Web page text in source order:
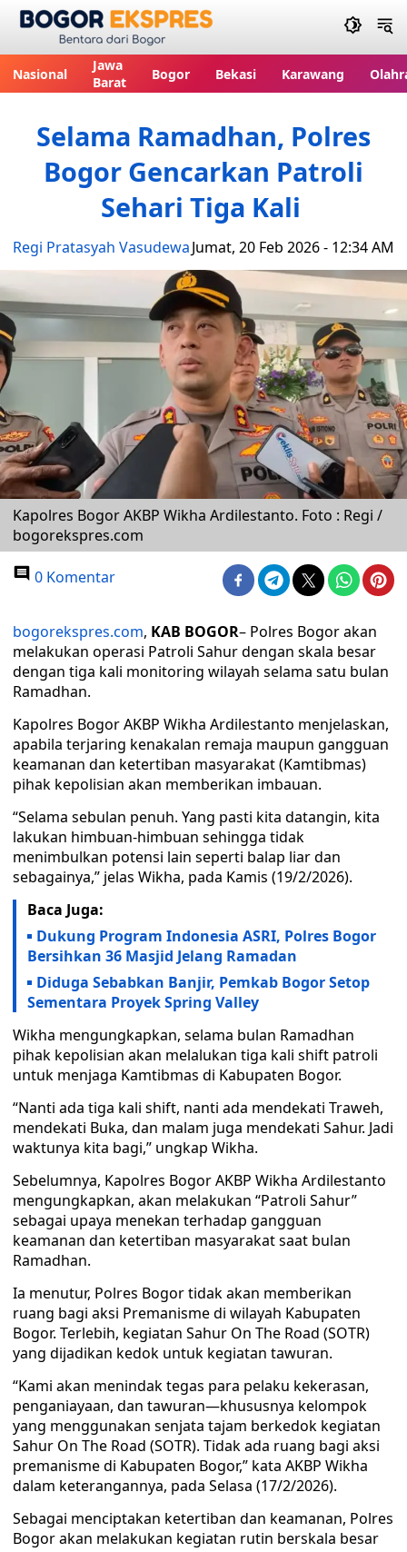
Nasional
Jawa
Barat
Bogor Bekasi Karawang
Selama Ramadhan, Polres
Bogor Gencarkan Patroli
Sehari Tiga Kali
Regi Pratasyah VasudewaJumat, 20 Feb 2026 - 12:34 AM
Kapolres Bogor AKBP Wikha Ardilestanto. Foto : Regi /
bogorekspres.com
0 Komentar
bogorekspres.com, KAB BOGOR– Polres Bogor akan
melakukan operasi Patroli Sahur dengan skala besar
dengan tiga kali monitoring wilayah selama satu bulan
Ramadhan.
Kapolres Bogor AKBP Wikha Ardilestanto menjelaskan,
apabila terjaring kenakalan remaja maupun gangguan
keamanan dan ketertiban masyarakat (Kamtibmas)
pihak kepolisian akan memberikan imbauan.
“Selama sebulan penuh. Yang pasti kita datangin, kita
lakukan himbuan-himbuan sehingga tidak
menimbulkan potensi lain seperti balap liar dan
sebagainya,” jelas Wikha, pada Kamis (19/2/2026).
Baca Juga:
Dukung Program Indonesia ASRI, Polres Bogor
Bersihkan 36 Masjid Jelang Ramadan
Diduga Sebabkan Banjir, Pemkab Bogor Setop
Sementara Proyek Spring Valley
Wikha mengungkapkan, selama bulan Ramadhan
pihak kepolisian akan melalukan tiga kali shift patroli
untuk menjaga Kamtibmas di Kabupaten Bogor.
“Nanti ada tiga kali shift, nanti ada mendekati Traweh,
mendekati Buka, dan malam juga mendekati Sahur. Jadi
waktunya kita bagi,” ungkap Wikha.
Sebelumnya, Kapolres Bogor AKBP Wikha Ardilestanto
mengungkapkan, akan melakukan “Patroli Sahur”
sebagai upaya menekan terhadap gangguan
keamanan dan ketertiban masyarakat saat bulan
Ramadhan.
Ia menutur, Polres Bogor tidak akan memberikan
ruang bagi aksi Premanisme di wilayah Kabupaten
Bogor. Terlebih, kegiatan Sahur On The Road (SOTR)
yang dijadikan kedok untuk kegiatan tawuran.
“Kami akan menindak tegas para pelaku kekerasan,
penganiayaan, dan tawuran—khususnya kelompok
yang menggunakan senjata tajam berkedok kegiatan
Sahur On The Road (SOTR). Tidak ada ruang bagi aksi
premanisme di Kabupaten Bogor,” kata AKBP Wikha
dalam keterangannya, pada Selasa (17/2/2026).
Sebagai menciptakan ketertiban dan keamanan, Polres
Bogor akan melakukan kegiatan rutin berskala besar